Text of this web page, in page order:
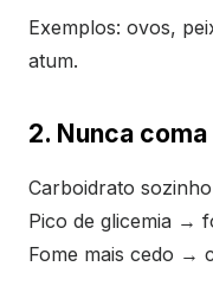
Exemplos: ovos,
atum.
2. Nunca
Carboidrato
Pico de glicemia →
Fome mais cedo →